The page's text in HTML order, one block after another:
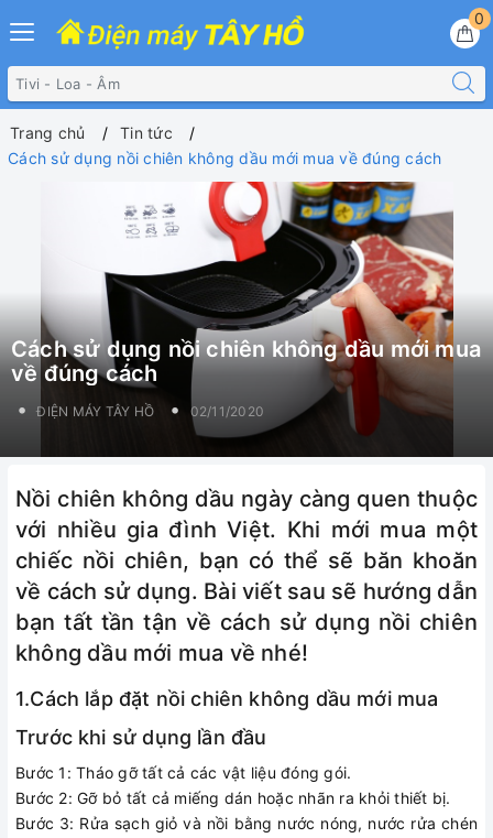
0
Trang chủ
Tin tức
Cách sử dụng nồi chiên không dầu mới mua về đúng cách
Cách sử dụng nồi chiên không dầu mới mua
về đúng cách
ĐIỆN MÁY TÂY HỒ 02/11/2020
Nồi chiên không dầu ngày càng quen thuộc
với nhiều gia đình Việt. Khi mới mua một
chiếc nồi chiên, bạn có thể sẽ băn khoăn
về cách sử dụng. Bài viết sau sẽ hướng dẫn
bạn tất tần tận về cách sử dụng nồi chiên
không dầu mới mua về nhé!
1.Cách lắp đặt nồi chiên không dầu mới mua
Trước khi sử dụng lần đầu
Bước 1: Tháo gỡ tất cả các vật liệu đóng gói.
Bước 2: Gỡ bỏ tất cả miếng dán hoặc nhãn ra khỏi thiết bị.
Bước 3: Rửa sạch giỏ và nồi bằng nước nóng, nước rửa chén